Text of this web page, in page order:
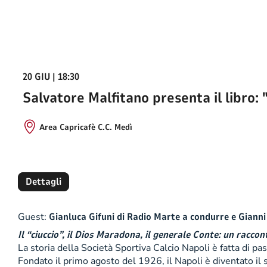
20 GIU | 18:30
Salvatore Malfitano presenta il libro:
Area Capricafè C.C. Medì
Dettagli
Guest: Gianluca Gifuni di Radio Marte a condurre e
Il “ciuccio”, il Dios Maradona, il generale Conte: un
La storia della Società Sportiva Calcio Napoli è fatta di
Fondato il primo agosto del 1926, il Napoli è diventato il